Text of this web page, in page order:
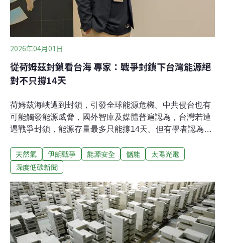
2026年04月01日
從荷姆茲封鎖看台海 專家：戰爭封鎖下台灣能源絕
對不只撐14天
荷姆茲海峽遭到封鎖，引發全球能源危機。中共侵台也有
可能觸發能源威脅，國外智庫及媒體普遍認為，台灣若遭
遇戰爭封鎖，能源存量最多只能撐14天。但有學者認為，
上。黑熊民防教育協會、烏克蘭自由民主聯盟共同舉辦
「2026台灣民防年會」，3月29日下午的場次聚焦能源韌
只14天台灣高達八成電力仰賴進口化石燃料，船東可能因
共軍封鎖不願運送LNG或煤炭來台。國外智庫及媒體普遍
認為，在戰爭封鎖下，台灣能源存量最多只能撐14天。科
技、民主與社會研究中心能源韌性組組長呂采穎則認為，
有效協調再生能源與天然氣、煤炭，足以涵蓋高達80%電
天然氣 伊朗戰爭 能源安全 儲能
太陽光電
深度低碳新聞